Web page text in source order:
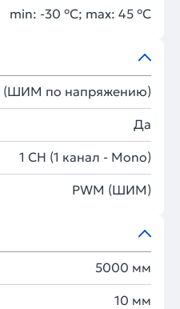
min: -30 °C; max: 45 °C
(ШИМ по напряжению)
Да
1 CH (1 канал - Mono)
PWM (ШИМ)
5000 мм
10 мм